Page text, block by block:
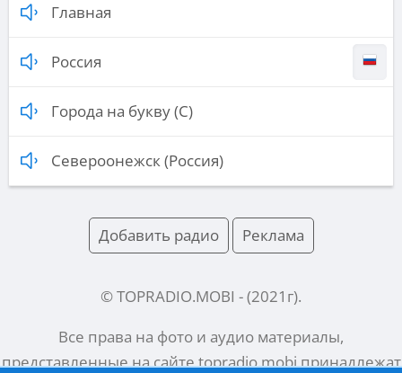
Главная
Россия
Города на букву (С)
Североонежск (Россия)
Добавить радио Реклама
© TOPRADIO.MOBI - (2021 г).
Все права на фото и аудио материалы,
представленные на сайтеtopradio.mobiпринадлежат